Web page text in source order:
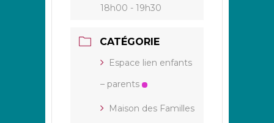
18h00 - 19h30
CATÉGORIE
Espace lien enfants
– parents
Maison des Familles